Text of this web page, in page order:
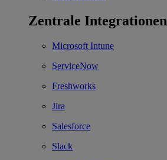
Zentrale Integrationen
Microsoft Intune
ServiceNow
Freshworks
Jira
Salesforce
Slack